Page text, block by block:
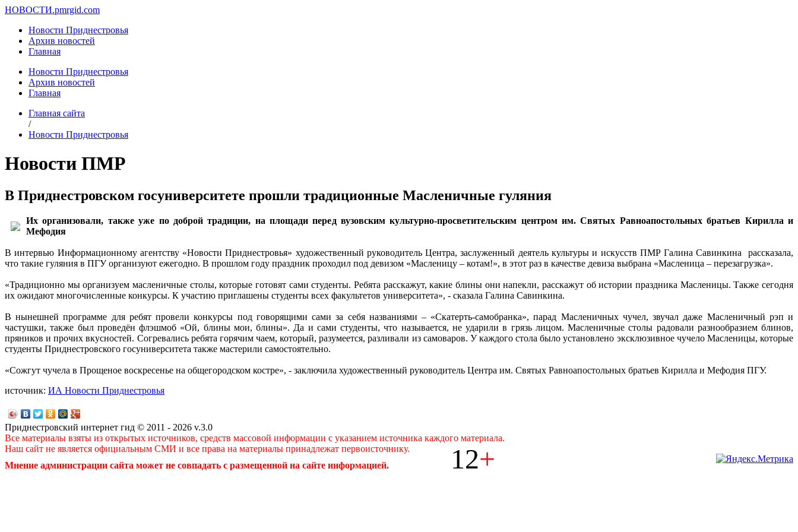
НОВОСТИ.pmrgid.com
Новости Приднестровья
Архив новостей
Главная
Новости Приднестровья
Архив новостей
Главная
Главная сайта
/
Новости Приднестровья
Новости ПМР
В Приднестровском госуниверситете прошли традиционные Масленичные гуляния
Их организовали, также уже по доброй традиции, на площади перед вузовским культурно-просветительским центром им. Святых Равноапостольных братьев Кирилла и
Мефодия
В интервью Информационному агентству «Новости Приднестровья» художественный руководитель Центра, заслуженный деятель культуры и искусств ПМР Галина Савинкина рассказала,
что такие гуляния в ПГУ организуют ежегодно. В прошлом году праздник проходил под девизом «Масленицу – котам!», в этот раз в качестве девиза выбрана «Масленица – перезагрузка».
«Традиционно мы организуем масленичные столы, которые готовят сами студенты. Ребята расскажут, какие блины они напекли, расскажут об истории праздника Масленицы. Также сегодня
их ожидают многочисленные конкурсы. К участию приглашены студенты всех факультетов университета», - сказала Галина Савинкина.
В нынешней программе для ребят провели конкурсы под говорящими сами за себя названиями – «Скатерть-самобранка», парад Масленичных чучел, звучал даже Масленичный рэп и
частушки, также был проведён флэшмоб «Ой, блины мои, блины». Да и сами студенты, что называется, не ударили в грязь лицом. Масленичные столы радовали разнообразием блинов,
пряников и прочих вкусностей. Согревались ребята горячим чаем, который, разумеется, разливали из самоваров. У каждого стола было установлено эксклюзивное чучело Масленицы, которые
студенты Приднестровского госуниверситета также мастерили самостоятельно.
«Сожгут чучела в Прощеное воскресенье на общегородском костре», - заключила художественный руководитель Центра им. Святых Равноапостольных братьев Кирилла и Мефодия ПГУ.
источник: ИА Новости Приднестровья
Приднестровский интернет гид © 2011 - 2026 v.3.0
Все материалы взяты из открытых источников, средств массовой информации с указанием источника каждого материала.
Наш сайт не является официальным СМИ и все права на материалы принадлежат первоисточнику.
Мнение администрации сайта может не совпадать с размещенной на сайте информацией.
12+